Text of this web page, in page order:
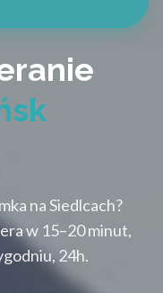
na Siedlcach?
w 15–20 minut,
24h.